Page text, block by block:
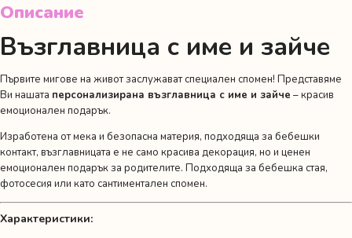
Описание
Възглавница с име и зайче
Първите мигове на живот заслужават специален спомен! Представяме
Ви нашата персонализирана възглавница с име и зайче – красив
емоционален подарък.
Изработена от мека и безопасна материя, подходяща за бебешки
контакт, възглавницата е не само красива декорация, но и ценен
емоционален подарък за родителите. Подходяща за бебешка стая,
фотосесия или като сантиментален спомен.
Характеристики: